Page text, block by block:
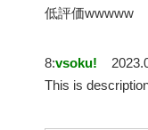
低評価wwwww
8:vsoku!
This is